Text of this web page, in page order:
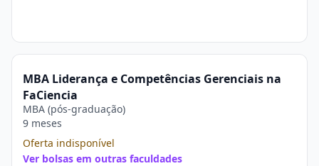
MBA Liderança e Competências Gerenciais na
FaCiencia
MBA (pós-graduação)
9 meses
Oferta indisponível
Ver bolsas em outras faculdades